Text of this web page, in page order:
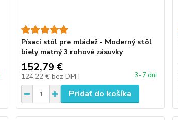
Písací stôl pre mládež - Moderný stôl
biely matný 3 rohové zásuvky
152,79 €
124,22 € bez DPH 3-7 dni
Pridať do košíka